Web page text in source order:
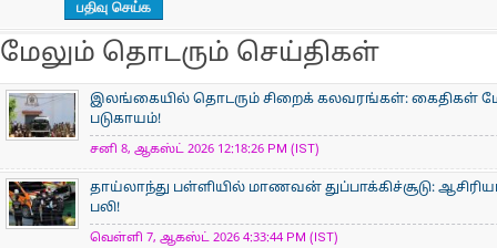
மேலும் தொடரும் செய்திகள்
இலங்கையில் தொடரும் சிறைக் கலவரங்கள்: கைதிகள்
படுகாயம்!
சனி 8, ஆகஸ்ட் 2026 12:18:26 PM (IST)
தாய்லாந்து பள்ளியில் மாணவன் துப்பாக்கிச்சூடு:
பலி!
வெள்ளி 7, ஆகஸ்ட் 2026 4:33:44 PM (IST)